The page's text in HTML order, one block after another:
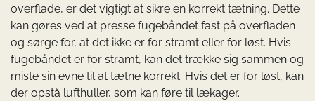
overflade, er det vigtigt at sikre en korrekt tætning. Dette
kan gøres ved at presse fugebåndet fast på overfladen
og sørge for, at det ikke er for stramt eller for løst. Hvis
fugebåndet er for stramt, kan det trække sig sammen og
miste sin evne til at tætne korrekt. Hvis det er for løst, kan
der opstå lufthuller, som kan føre til lækager.